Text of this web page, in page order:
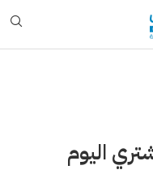
اليوم